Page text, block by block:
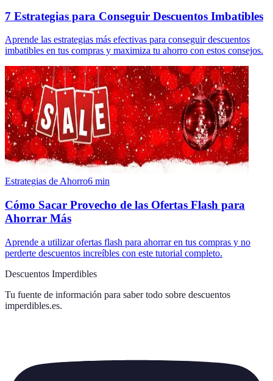
7 Estrategias para Conseguir Descuentos Imbatibles
Aprende las estrategias más efectivas para conseguir descuentos
imbatibles en tus compras y maximiza tu ahorro con estos consejos.
Estrategias de Ahorro6 min
Cómo Sacar Provecho de las Ofertas Flash para
Ahorrar Más
Aprende a utilizar ofertas flash para ahorrar en tus compras y no
perderte descuentos increíbles con este tutorial completo.
Descuentos Imperdibles
Tu fuente de información para saber todo sobre descuentos
imperdibles.es.